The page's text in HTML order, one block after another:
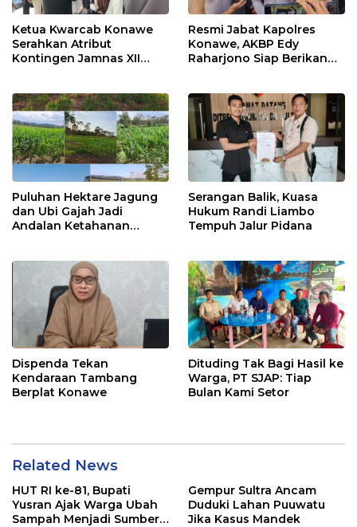
Ketua Kwarcab Konawe
Serahkan Atribut
Kontingen Jamnas XII
Resmi Jabat Kapolres
Konawe, AKBP Edy
Raharjono Siap Berikan
Puluhan Hektare Jagung
dan Ubi Gajah Jadi
Andalan Ketahanan
Serangan Balik, Kuasa
Hukum Randi Liambo
Tempuh Jalur Pidana
Dispenda Tekan
Kendaraan Tambang
Berplat Konawe
Dituding Tak Bagi Hasil ke
Warga, PT SJAP: Tiap
Bulan Kami Setor
Related News
HUT RI ke-81, Bupati
Yusran Ajak Warga Ubah
Sampah Menjadi Sumber
Gempur Sultra Ancam
Duduki Lahan Puuwatu
Jika Kasus Mandek